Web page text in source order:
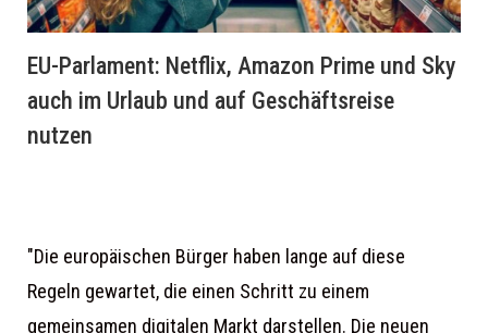
EU-Parlament: Netflix, Amazon Prime und Sky
auch im Urlaub und auf Geschäftsreise
nutzen
"Die europäischen Bürger haben lange auf diese
Regeln gewartet, die einen Schritt zu einem
gemeinsamen digitalen Markt darstellen. Die neuen